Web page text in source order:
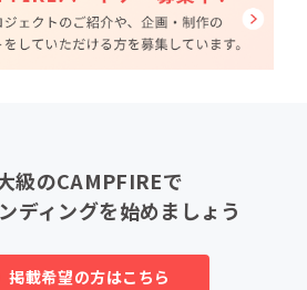
級のCAMPFIREで
ディングを始めましょう
掲載希望の方はこちら